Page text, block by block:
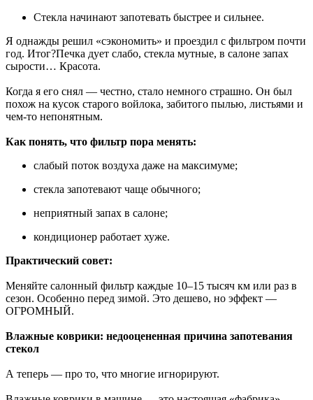
Стекла начинают запотевать быстрее и сильнее.
Я однажды решил «сэкономить» и проездил с фильтром почти
год. Итог?Печка дует слабо, стекла мутные, в салоне запах
сырости… Красота.
Когда я его снял — честно, стало немного страшно. Он был
похож на кусок старого войлока, забитого пылью, листьями и
чем-то непонятным.
Как понять, что фильтр пора менять:
слабый поток воздуха даже на максимуме;
стекла запотевают чаще обычного;
неприятный запах в салоне;
кондиционер работает хуже.
Практический совет:
Меняйте салонный фильтр каждые 10–15 тысяч км или раз в
сезон. Особенно перед зимой. Это дешево, но эффект —
ОГРОМНЫЙ.
Влажные коврики: недооцененная причина запотевания
стекол
А теперь — про то, что многие игнорируют.